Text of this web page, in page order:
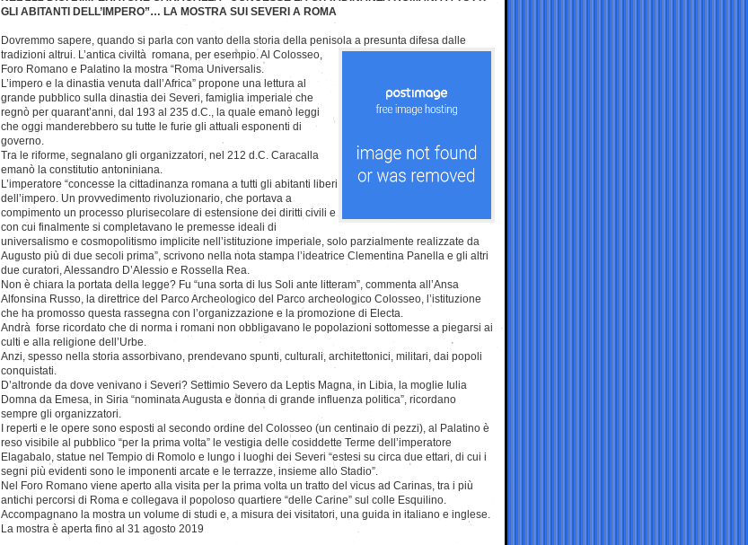
GLI ABITANTI DELL’IMPERO”… LA MOSTRA SUI SEVERI A ROMA
Dovremmo sapere, quando si parla con vanto della storia della penisola a presunta difesa dalle
tradizioni altrui. L’antica civiltà romana, per esempio. Al Colosseo,
Foro Romano e Palatino la mostra “Roma Universalis.
L’impero e la dinastia venuta dall’Africa” propone una lettura al
grande pubblico sulla dinastia dei Severi, famiglia imperiale che
regnò per quarant’anni, dal 193 al 235 d.C., la quale emanò leggi
che oggi manderebbero su tutte le furie gli attuali esponenti di
governo.
Tra le riforme, segnalano gli organizzatori, nel 212 d.C. Caracalla
emanò la constitutio antoniniana.
L’imperatore “concesse la cittadinanza romana a tutti gli abitanti liberi
dell’impero. Un provvedimento rivoluzionario, che portava a
compimento un processo plurisecolare di estensione dei diritti civili e
con cui finalmente si completavano le premesse ideali di
universalismo e cosmopolitismo implicite nell’istituzione imperiale, solo parzialmente realizzate da
Augusto più di due secoli prima”, scrivono nella nota stampa l’ideatrice Clementina Panella e gli altri
due curatori, Alessandro D’Alessio e Rossella Rea.
Non è chiara la portata della legge? Fu “una sorta di Ius Soli ante litteram”, commenta all’Ansa
Alfonsina Russo, la direttrice del Parco Archeologico del Parco archeologico Colosseo, l’istituzione
che ha promosso questa rassegna con l’organizzazione e la promozione di Electa.
Andrà forse ricordato che di norma i romani non obbligavano le popolazioni sottomesse a piegarsi ai
culti e alla religione dell’Urbe.
Anzi, spesso nella storia assorbivano, prendevano spunti, culturali, architettonici, militari, dai popoli
conquistati.
D’altronde da dove venivano i Severi? Settimio Severo da Leptis Magna, in Libia, la moglie Iulia
Domna da Emesa, in Siria “nominata Augusta e donna di grande influenza politica”, ricordano
sempre gli organizzatori.
I reperti e le opere sono esposti al secondo ordine del Colosseo (un centinaio di pezzi), al Palatino è
reso visibile al pubblico “per la prima volta” le vestigia delle cosiddette Terme dell’imperatore
Elagabalo, statue nel Tempio di Romolo e lungo i luoghi dei Severi “estesi su circa due ettari, di cui i
segni più evidenti sono le imponenti arcate e le terrazze, insieme allo Stadio”.
Nel Foro Romano viene aperto alla visita per la prima volta un tratto del vicus ad Carinas, tra i più
antichi percorsi di Roma e collegava il popoloso quartiere “delle Carine” sul colle Esquilino.
Accompagnano la mostra un volume di studi e, a misura dei visitatori, una guida in italiano e inglese.
La mostra è aperta fino al 31 agosto 2019